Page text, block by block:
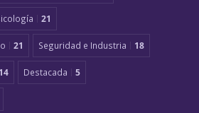
21
21 Seguridad e Industria 18
14 Destacada 5